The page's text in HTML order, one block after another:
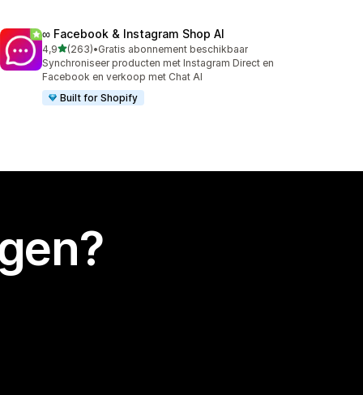
∞ Facebook & Instagram Shop AI
4,9van 5 sterren
(263)
263 recensies in totaal
•Gratis abonnement beschikbaar
Synchroniseer producten met Instagram Direct en
Facebook en verkoop met Chat AI
Built for Shopify